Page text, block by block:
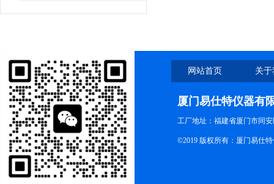
网站首页 关
厦门易仕特仪器有
工厂地址：福建省厦门市同
©2019 版权所有：厦门易仕